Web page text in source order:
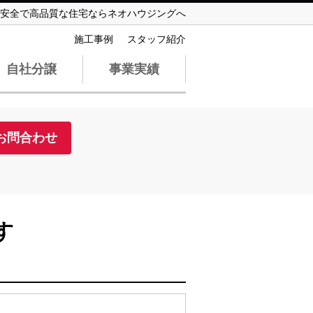
全で高品質な住宅ならネオハウジングへ
施工事例 スタッフ紹介
自社分譲 事業実績
問合わせ